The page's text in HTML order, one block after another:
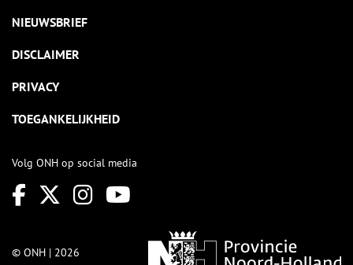
NIEUWSBRIEF
DISCLAIMER
PRIVACY
TOEGANKELIJKHEID
Volg ONH op social media
© ONH | 2026